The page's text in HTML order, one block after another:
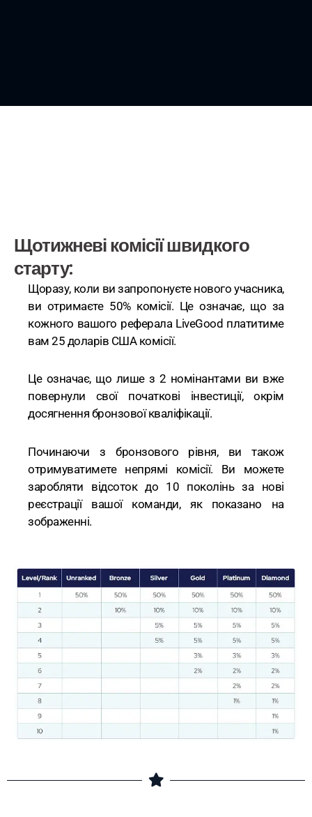
Щотижневі комісії швидкого
старту:
Щоразу, коли ви запропонуєте нового учасника,
ви отримаєте 50% комісії. Це означає, що за
кожного вашого реферала LiveGood платитиме
вам 25 доларів США комісії.
Це означає, що лише з 2 номінантами ви вже
повернули свої початкові інвестиції, окрім
досягнення бронзової кваліфікації.
Починаючи з бронзового рівня, ви також
отримуватимете непрямі комісії. Ви можете
заробляти відсоток до 10 поколінь за нові
реєстрації вашої команди, як показано на
зображенні.